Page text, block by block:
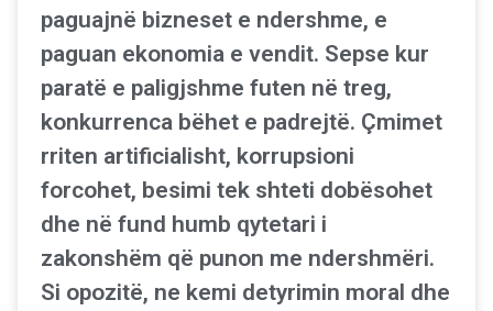
paguajnë bizneset e ndershme, e
paguan ekonomia e vendit. Sepse kur
paratë e paligjshme futen në treg,
konkurrenca bëhet e padrejtë. Çmimet
rriten artificialisht, korrupsioni
forcohet, besimi tek shteti dobësohet
dhe në fund humb qytetari i
zakonshëm që punon me ndershmëri.
Si opozitë, ne kemi detyrimin moral dhe